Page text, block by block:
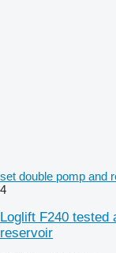
set double pomp and
4
Loglift F240 tested
reservoir